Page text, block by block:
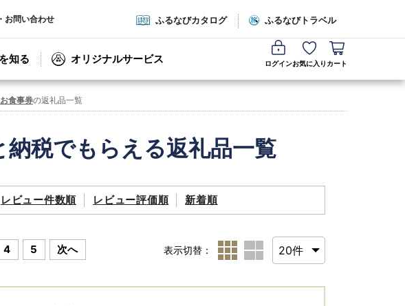
お問い合わせ ふるなびカタログ ふるなびトラベル
知る オリジナルサービス ログインお気に入り カート
食事券の返礼品一覧
税でもらえる返礼品一覧
レビュー件数順 レビュー評価順 新着順
4 5 次へ 表示切替：